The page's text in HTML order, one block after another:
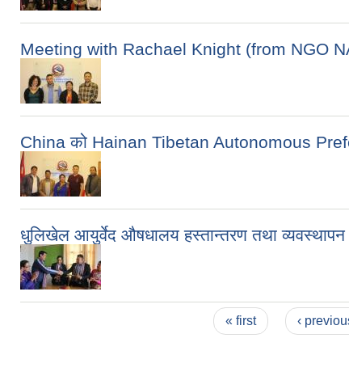
Meeting with Rachael Knight (from NGO
China को Hainan Tibetan Autonomous
धुलिखेल आयुर्वेद औषधालय हस्तान्तरण तथा व्यवस्थापन
« first ‹